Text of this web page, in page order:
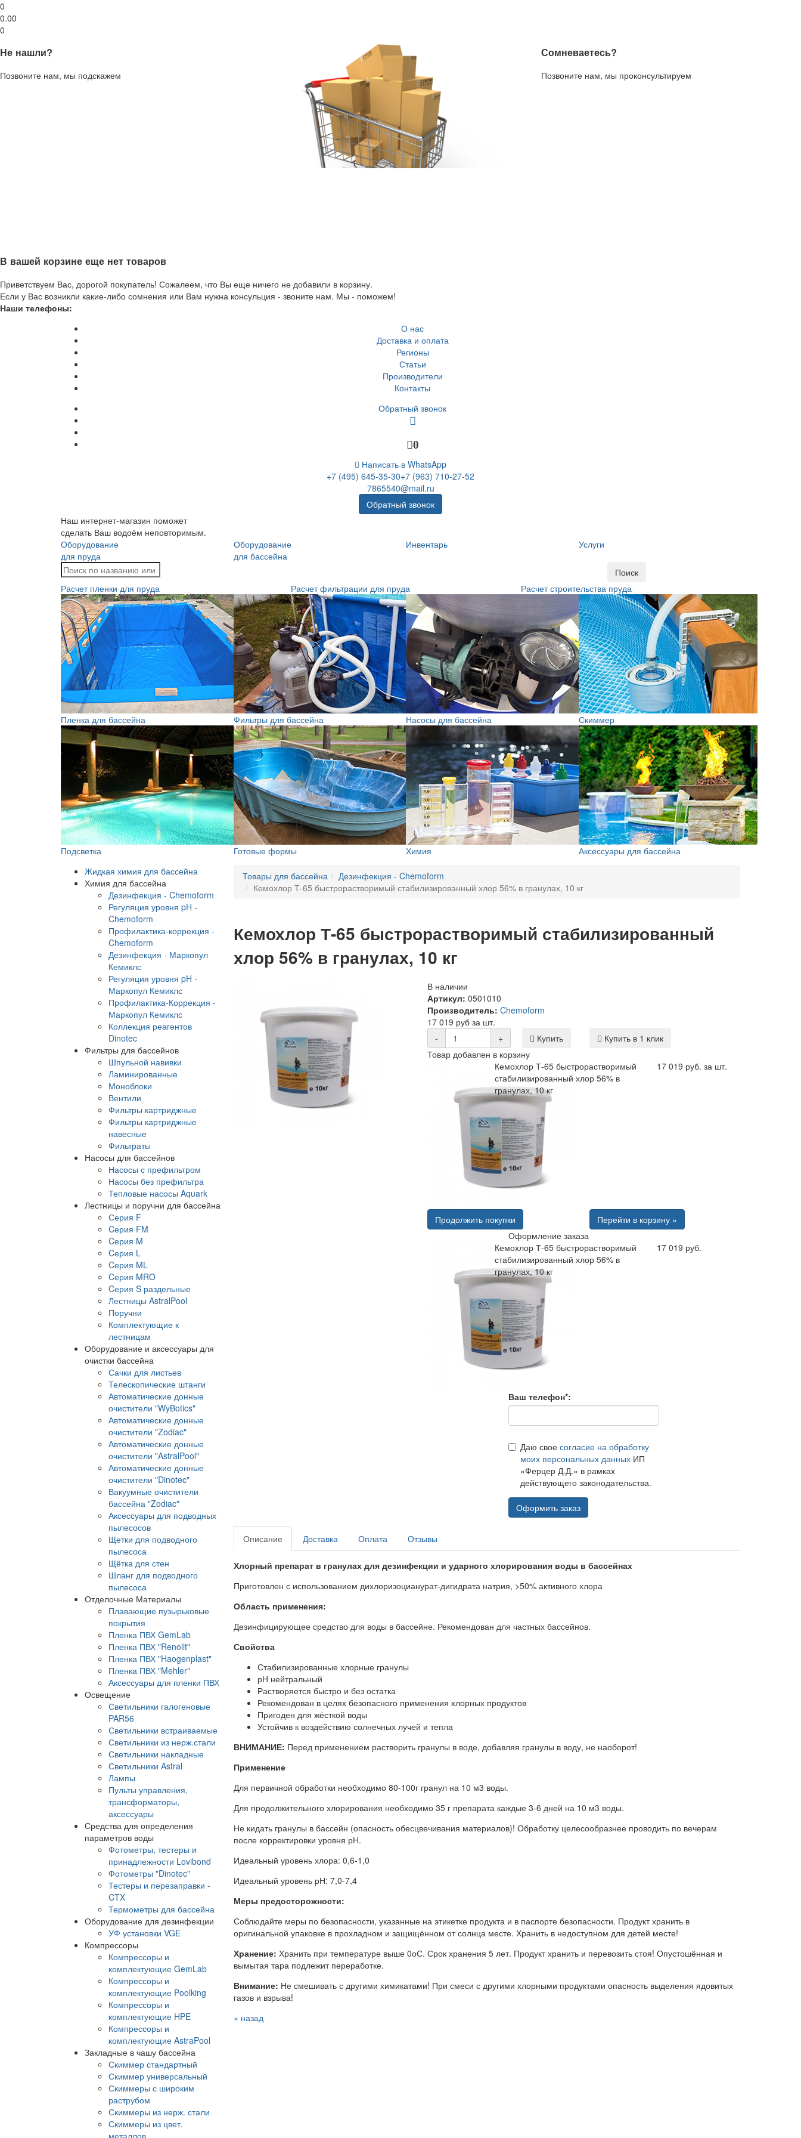
0
0.00
0
Не нашли?
Позвоните нам, мы подскажем
Сомневаетесь?
Позвоните нам, мы проконсультируем
В вашей корзине еще нет товаров
Приветствуем Вас, дорогой покупатель! Сожалеем, что Вы еще ничего не добавили в корзину.
Если у Вас возникли какие-либо сомнения или Вам нужна консульция - звоните нам. Мы - поможем!
Наши телефоны:
О нас
Доставка и оплата
Регионы
Статьи
Производители
Контакты
Обратный звонок
0
Написать в WhatsApp
+7 (495) 645-35-30+7 (963) 710-27-52
7865540@mail.ru
Обратный звонок
Наш интернет-магазин поможет
сделать Ваш водоём неповторимым.
Оборудование
для пруда
Оборудование
для бассейна
Инвентарь Услуги
Поиск
Расчет пленки для пруда
Расчет фильтрации для пруда Расчет строительства пруда
Пленка для бассейна Фильтры для бассейна Насосы для бассейна Скиммер
Подсветка Готовые формы Химия
Аксессуары для бассейна
Жидкая химия для бассейна
Химия для бассейна
Дезинфекция - Chemoform
Регуляция уровня pH -
Chemoform
Профилактика-коррекция -
Chemoform
Дезинфекция - Маркопул
Кемиклс
Регуляция уровня pH -
Маркопул Кемиклс
Профилактика-Коррекция -
Маркопул Кемиклс
Коллекция реагентов
Dinotec
Фильтры для бассейнов
Шпульной навивки
Ламинированные
Моноблоки
Вентили
Фильтры картриджные
Фильтры картриджные
навесные
Фильтраты
Насосы для бассейнов
Насосы с префильтром
Насосы без префильтра
Тепловые насосы Aquark
Лестницы и поручни для бассейна
Серия F
Cерия FM
Cерия M
Cерия L
Cерия ML
Cерия MRO
Cерия S раздельные
Лестницы AstralPool
Поручни
Комплектующие к
лестницам
Оборудование и аксессуары для
очистки бассейна
Сачки для листьев
Телескопические штанги
Автоматические донные
очистители "WyBotics"
Автоматические донные
очистители "Zodiac"
Автоматические донные
очистители "AstralPool"
Автоматические донные
очистители "Dinotec"
Вакуумные очистители
бассейна "Zodiac"
Аксессуары для подводных
пылесосов
Щетки для подводного
пылесоса
Щётка для стен
Шланг для подводного
пылесоса
Отделочные Материалы
Плавающие пузырьковые
покрытия
Пленка ПВХ GemLab
Пленка ПВХ "Renolit"
Пленка ПВХ "Haogenplast"
Пленка ПВХ "Mehler"
Аксессуары для пленки ПВХ
Освещение
Светильники галогеновые
PAR56
Светильники встраиваемые
Светильники из нерж.стали
Светильники накладные
Светильники Astral
Лампы
Пульты управления,
трансформаторы,
аксессуары
Средства для определения
параметров воды
Фотометры, тестеры и
принадлежности Lovibond
Фотометры "Dinotec"
Тестеры и перезаправки -
CTX
Термометры для бассейна
Оборудование для дезинфекции
УФ установки VGE
Компрессоры
Компрессоры и
комплектующие GemLab
Компрессоры и
комплектующие Poolking
Компрессоры и
комплектующие HPE
Компрессоры и
комплектующие AstraPool
Закладные в чашу бассейна
Скиммер стандартный
Скиммер универсальный
Скиммеры с широким
раструбом
Скиммеры из нерж. стали
Скиммеры из цвет.
металлов
Товары для бассейна
Дезинфекция - Chemoform
Кемохлор Т-65 быстрорастворимый стабилизированный хлор 56% в гранулах, 10 кг
Кемохлор Т-65 быстрорастворимый стабилизированный
хлор 56% в гранулах, 10 кг
В наличии
Артикул: 0501010
Производитель: Chemoform
17 019 руб за шт.
-
+ Купить
Купить в 1 клик
Товар добавлен в корзину
Кемохлор Т-65 быстрорастворимый
стабилизированный хлор 56% в
гранулах, 10 кг
17 019 руб. за шт.
Продолжить покупки
Перейти в корзину »
Оформление заказа
Кемохлор Т-65 быстрорастворимый
стабилизированный хлор 56% в
гранулах, 10 кг
17 019 руб.
Ваш телефон*:
Даю свое согласие на обработку
моих персональных данныхИП
«Ферцер Д.Д.» в рамках
действующего законодательства.
Оформить заказ
Описание Доставка Оплата Отзывы
Хлорный препарат в гранулах для дезинфекции и ударного хлорирования воды в бассейнах
Приготовлен с использованием дихлоризоцианурат-дигидрата натрия, >50% активного хлора
Область применения:
Дезинфицирующее средство для воды в бассейне. Рекомендован для частных бассейнов.
Свойства
Стабилизированные хлорные гранулы
рН нейтральный
Растворяется быстро и без остатка
Рекомендован в целях безопасного применения хлорных продуктов
Пригоден для жёсткой воды
Устойчив к воздействию солнечных лучей и тепла
ВНИМАНИЕ: Перед применением растворить гранулы в воде, добавляя гранулы в воду, не наоборот!
Применение
Для первичной обработки необходимо 80-100г гранул на 10 м3 воды.
Для продолжительного хлорирования необходимо 35 г препарата каждые 3-6 дней на 10 м3 воды.
Не кидать гранулы в бассейн (опасность обесцвечивания материалов)! Обработку целесообразнее проводить по вечерам
после корректировки уровня рН.
Идеальный уровень хлора: 0,6-1,0
Идеальный уровень рН: 7,0-7,4
Меры предосторожности:
Соблюдайте меры по безопасности, указанные на этикетке продукта и в паспорте безопасности. Продукт хранить в
оригинальной упаковке в прохладном и защищённом от солнца месте. Хранить в недоступном для детей месте!
Хранение: Хранить при температуре выше 0оС. Срок хранения 5 лет. Продукт хранить и перевозить стоя! Опустошённая и
вымытая тара подлежит переработке.
Внимание: Не смешивать с другими химикатами! При смеси с другими хлорными продуктами опасность выделения ядовитых
газов и взрыва!
« назад